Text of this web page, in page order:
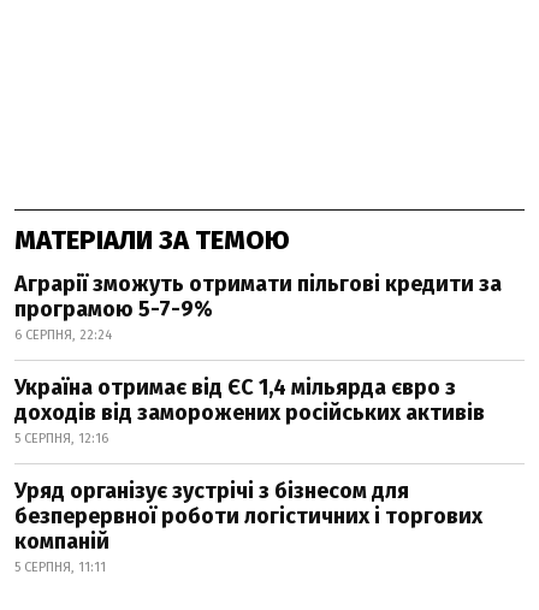
МАТЕРІАЛИ ЗА ТЕМОЮ
Аграрії зможуть отримати пільгові кредити за
програмою 5-7-9%
6 СЕРПНЯ, 22:24
Україна отримає від ЄС 1,4 мільярда євро з
доходів від заморожених російських активів
5 СЕРПНЯ, 12:16
Уряд організує зустрічі з бізнесом для
безперервної роботи логістичних і торгових
компаній
5 СЕРПНЯ, 11:11